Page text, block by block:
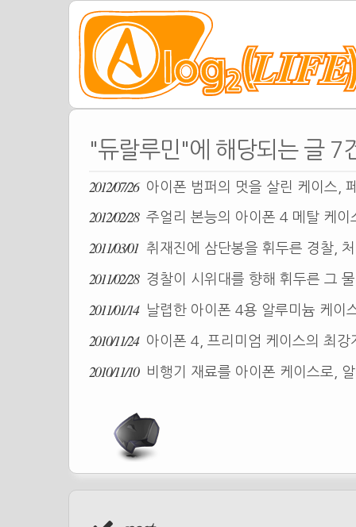
"듀랄루민"에 해당되는 글 7
2012/07/26 아이폰 범퍼의 멋을 살린 케이스,
2012/02/28 주얼리 본능의 아이폰 4 메탈 케이
2011/03/01 취재진에 삼단봉을 휘두른 경찰,
2011/02/28 경찰이 시위대를 향해 휘두른 그
2011/01/14 날렵한 아이폰 4용 알루미늄 케
2010/11/24 아이폰 4, 프리미엄 케이스의 최
2010/11/10 비행기 재료를 아이폰 케이스로,